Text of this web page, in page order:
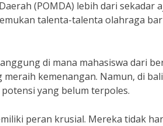
(POMDA) lebih dari sekadar
talenta-talenta olahraga
di mana mahasiswa dari
kemenangan. Namun, di
yang belum terpoles.
peran krusial. Mereka tidak